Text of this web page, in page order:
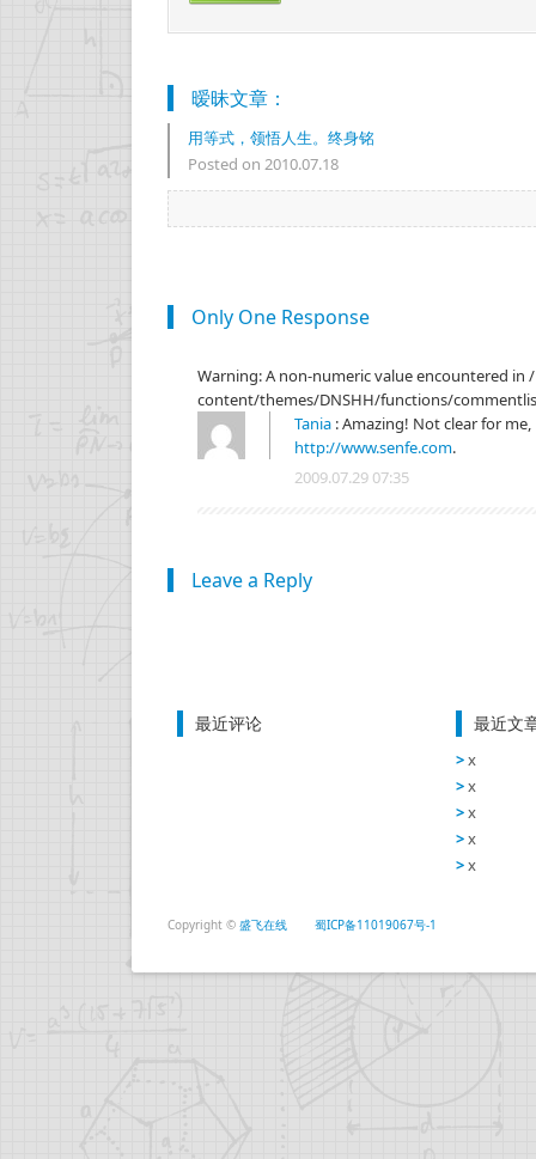
暧昧文章：
用等式，领悟人生。终身铭
记这道题 !
Posted on 2010.07.18
Only One Response
Warning: A non-numeric value encountered
content/themes/DNSHH/functions/
Tania :Amazing! Not clear for
http://www.senfe.com.
2009.07.29 07:35
Leave a Reply
最近评论
最近文
x
x
x
x
x
Copyright © 盛飞在线 蜀ICP备11019067号-1